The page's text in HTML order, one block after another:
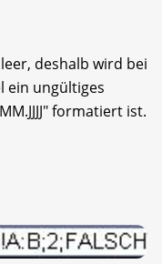
deshalb wird bei
ein ungültiges
formatiert ist.